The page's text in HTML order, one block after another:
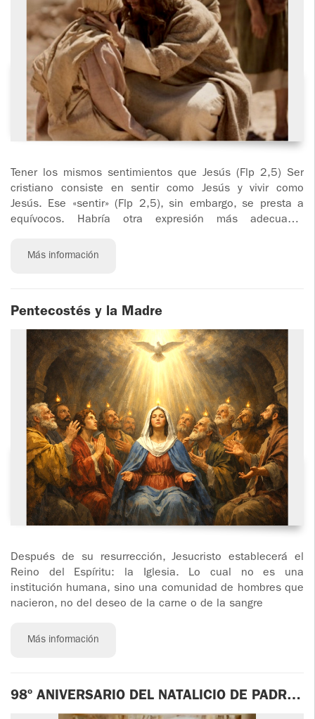
Tener los mismos sentimientos que Jesús (Flp 2,5) Ser
cristiano consiste en sentir como Jesús y vivir como
Jesús. Ese «sentir» (Flp 2,5), sin embargo, se presta a
equívocos. Habría otra expresión más adecuada:
convicción y decisión. Así, pues —con otras
Más información
Pentecostés y la Madre
Después de su resurrección, Jesucristo establecerá el
Reino del Espíritu: la Iglesia. Lo cual no es una
institución humana, sino una comunidad de hombres que
nacieron, no del deseo de la carne o de la sangre
Más información
98º ANIVERSARIO DEL NATALICIO DE PADRE
IGNACIO LARRAÑAGA, FUNDADOR DE LOS